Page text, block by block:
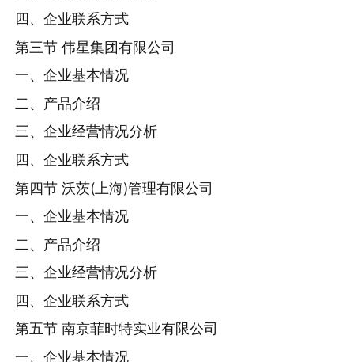
四、企业联系方式
第三节 伟星集团有限公司
一、企业基本情况
二、产品介绍
三、企业经营情况分析
四、企业联系方式
第四节 沃茨(上海)管理有限公司
一、企业基本情况
二、产品介绍
三、企业经营情况分析
四、企业联系方式
第五节 南京菲时特实业有限公司
一、企业基本情况